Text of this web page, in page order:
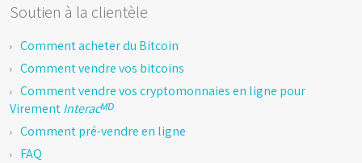
Soutien à la clientèle
Comment acheter du Bitcoin
Comment vendre vos bitcoins
Comment vendre vos cryptomonnaies en ligne pour
VirementInteracᴹᴰ
Comment pré-vendre en ligne
FAQ